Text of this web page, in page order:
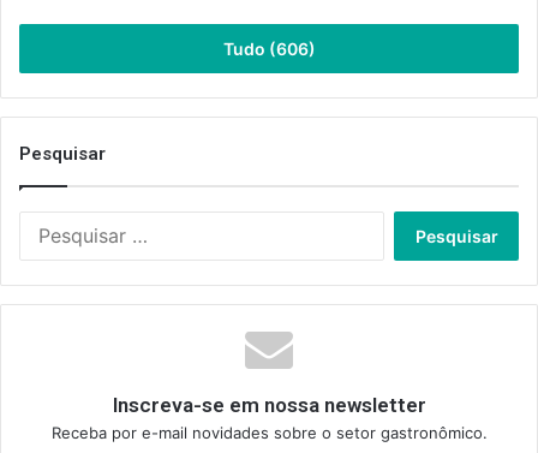
Tudo (606)
Pesquisar
Inscreva-se em nossa newsletter
Receba por e-mail novidades sobre o setor gastronômico.